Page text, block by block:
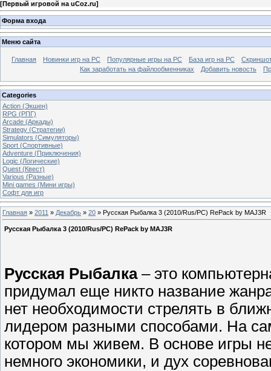
[Первый игровой на uCoz.ru]
Форма входа
Меню сайта
Главная Новинки игр на PC Популярные игры на PC База игр на РС
Как заработать на файлообменниках
Добавить новость
Categories
Action (Экшен)
RPG (РПГ)
Arcade (Аркады)
Strategy (Стратегии)
Simulators (Симуляторы)
Sport (Спортивные)
Adventure (Приключения)
Logic (Логические)
Quest (Квест)
Various (Разные)
Mini games (Мини игры)
Софт для игр
Главная » 2011 » Декабрь » 20 » Русская Рыбалка 3 (2010/Rus/PC) RePack by MAJ3R
Русская Рыбалка 3 (2010/Rus/PC) RePack by MAJ3R
Русская Рыбалка– это
придумал еще никто название
нет необходимости стрелять в
лидером разными способами. На
котором мы живем. В основе игры
немного экономики, и дух